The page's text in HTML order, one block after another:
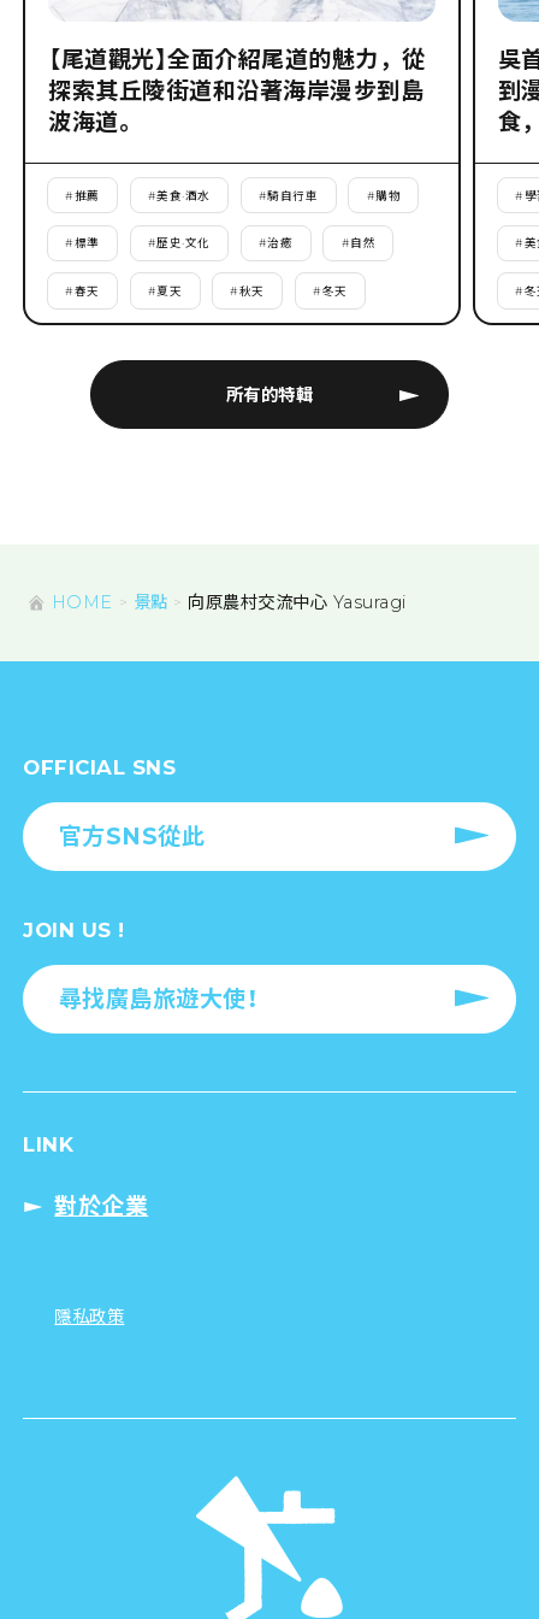
所有的特輯
【尾道觀光】全面介紹尾道的魅力，從
探索其丘陵街道和沿著海岸漫步到島
波海道。
#推薦 #美食·酒水 #騎自行車 #購物
#標準 #歷史·文化 #治癒 #自然
#春天 #夏天 #秋天 #冬天
吳
到
食
# 學
#美
#冬
HOME 景點 向原農村交流中心 Yasuragi
OFFICIAL SNS
官方SNS從此
JOIN US !
尋找廣島旅遊大使！
LINK
對於企業
隱私政策